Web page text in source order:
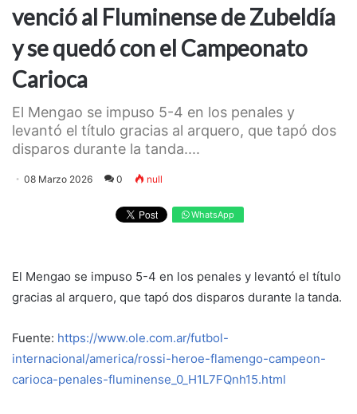
venció al Fluminense de Zubeldía
y se quedó con el Campeonato
Carioca
El Mengao se impuso 5-4 en los penales y
levantó el título gracias al arquero, que tapó dos
disparos durante la tanda....
08 Marzo 2026 0 null
WhatsApp
El Mengao se impuso 5-4 en los penales y levantó el título
gracias al arquero, que tapó dos disparos durante la tanda.
Fuente: https://www.ole.com.ar/futbol-
internacional/america/rossi-heroe-flamengo-campeon-
carioca-penales-fluminense_0_H1L7FQnh15.html